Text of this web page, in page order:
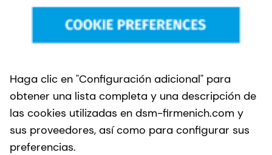
Haga clic en "Configuración adicional" para
obtener una lista completa y una descripción de
las cookies utilizadas en dsm-firmenich.com y
sus proveedores, así como para configurar sus
preferencias.